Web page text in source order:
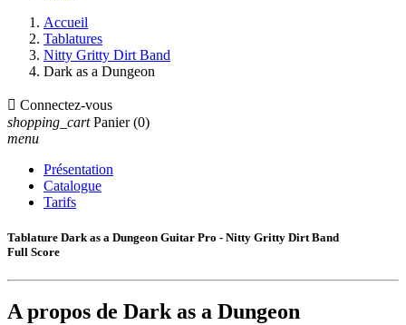
Accueil
Tablatures
Nitty Gritty Dirt Band
Dark as a Dungeon
 Connectez-vous
shopping_cart Panier (0)
menu
Présentation
Catalogue
Tarifs
Tablature Dark as a Dungeon Guitar Pro - Nitty Gritty Dirt Band
Full Score
A propos de Dark as a Dungeon